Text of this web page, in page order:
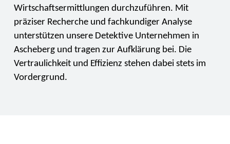
Wirtschaftsermittlungen durchzuführen. Mit
präziser Recherche und fachkundiger Analyse
unterstützen unsere Detektive Unternehmen in
Ascheberg und tragen zur Aufklärung bei. Die
Vertraulichkeit und Effizienz stehen dabei stets im
Vordergrund.